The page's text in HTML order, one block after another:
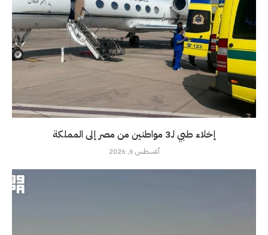
إخلاء طبي لـ3 مواطنين من مصر إلى المملكة
أغسطس 6, 2026